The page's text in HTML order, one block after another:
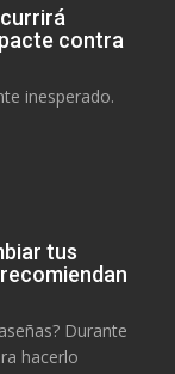
contra
inesperado.
tus
Durante
hacerlo